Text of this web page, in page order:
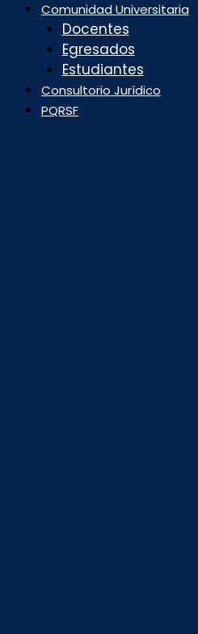
Comunidad Universitaria
Docentes
Egresados
Estudiantes
Consultorio Jurídico
PQRSF